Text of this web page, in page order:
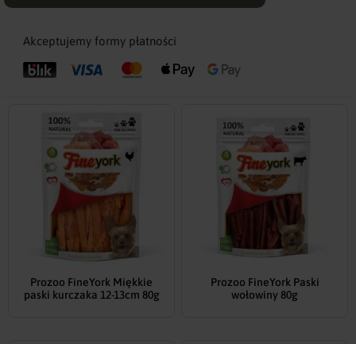
Akceptujemy formy płatności
Prozoo FineYork Miękkie
paski kurczaka 12-13cm 80g
Prozoo FineYork Paski
wołowiny 80g